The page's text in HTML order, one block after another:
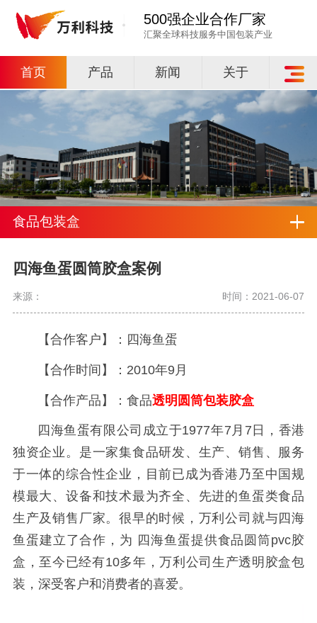
500强企业合作厂家
汇聚全球科技服务中国包装产业
首页 产品 新闻 关于
食品包装盒
四海鱼蛋圆筒胶盒案例
来源： 时间：2021-06-07
【合作客户】： 四海鱼蛋
【合作时间】：2010年9月
【合作产品】：食品透明圆筒包装胶盒
四海鱼蛋有限公司成立于1977年7月7日，香港
独资企业。是一家集食品研发、生产、销售、服务
于一体的综合性企业，目前已成为香港乃至中国规
模最大、设备和技术最为齐全、先进的鱼蛋类食品
生产及销售厂家。很早的时候，万利公司就与四海
鱼蛋建立了合作，为 四海鱼蛋提供食品圆筒pvc胶
盒，至今已经有10多年，万利公司生产透明胶盒包
装，深受客户和消费者的喜爱。